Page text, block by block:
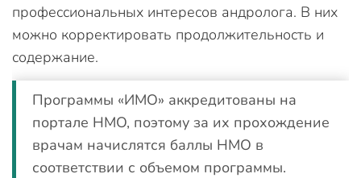
профессиональных интересов андролога. В них
можно корректировать продолжительность и
содержание.
Программы «ИМО» аккредитованы на
портале НМО, поэтому за их прохождение
врачам начислятся баллы НМО в
соответствии с объемом программы.